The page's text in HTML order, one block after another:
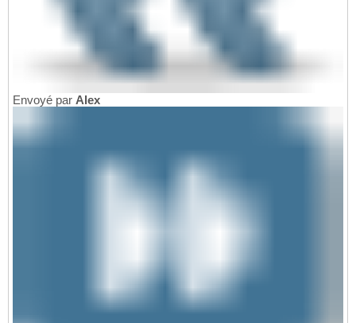
Envoyé par Alex